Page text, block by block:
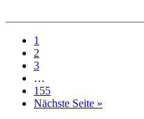
1
2
3
…
155
Nächste Seite »